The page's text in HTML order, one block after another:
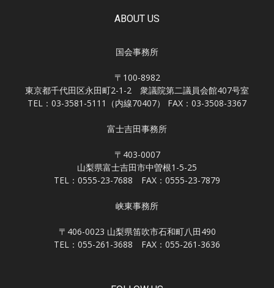
ABOUT US
国会事務所
〒100-8982
東京都千代田区永田町2-1-2 衆議院第二議員会館407号室
TEL：03-3581-5111（内線70407） FAX：03-3508-3367
富士吉田事務所
〒403-0007
山梨県富士吉田市中曽根1-5-25
TEL：0555-23-7688 FAX：0555-23-7879
峡東事務所
〒406-0023 山梨県笛吹市石和町八田490
TEL：055-261-3688 FAX：055-261-3636